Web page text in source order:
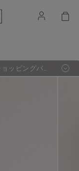
ッピングバッ
料に。（セー